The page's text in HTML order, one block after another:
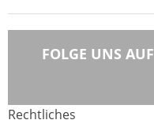
FOLGE UNS AUF
Rechtliches